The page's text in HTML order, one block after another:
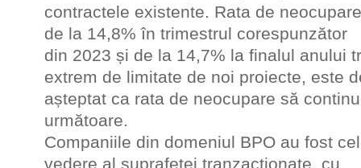
contractele existente. Rata de
de la 14,8% în trimestrul corespunzător
din 2023 și de la 14,7% la finalul anului
extrem de limitate de noi proiecte, este
așteptat ca rata de neocupare să
următoare.
Companiile din domeniul BPO au fost
vedere al suprafeței tranzacționate, cu